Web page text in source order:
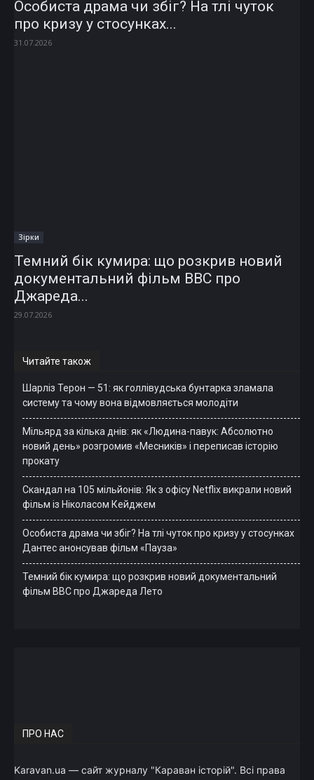
Особиста драма чи збіг? На тлі чуток
про кризу у стосунках...
31.07.2026
Зірки
Темний бік кумира: що розкрив новий
документальний фільм ВВС про
Джареда...
29.07.2026
Читайте також
Шарліз Терон — 51: як голлівудська бунтарка зламала
систему та чому вона відмовляється молодіти
Мільярд за кілька днів: як «Людина-павук: Абсолютно
новий день» розгромив «Месників» і переписав історію
прокату
Скандал на 105 мільйонів: Як з офісу Netflix викрали новий
фільм із Ніколасом Кейджем
Особиста драма чи збіг? На тлі чуток про кризу у стосунках
Дантес анонсував фільм «Пауза»
Темний бік кумира: що розкрив новий документальний
фільм ВВС про Джареда Лето
ПРО НАС
Karavan.ua — сайт журналу "Караван історій". Всі права